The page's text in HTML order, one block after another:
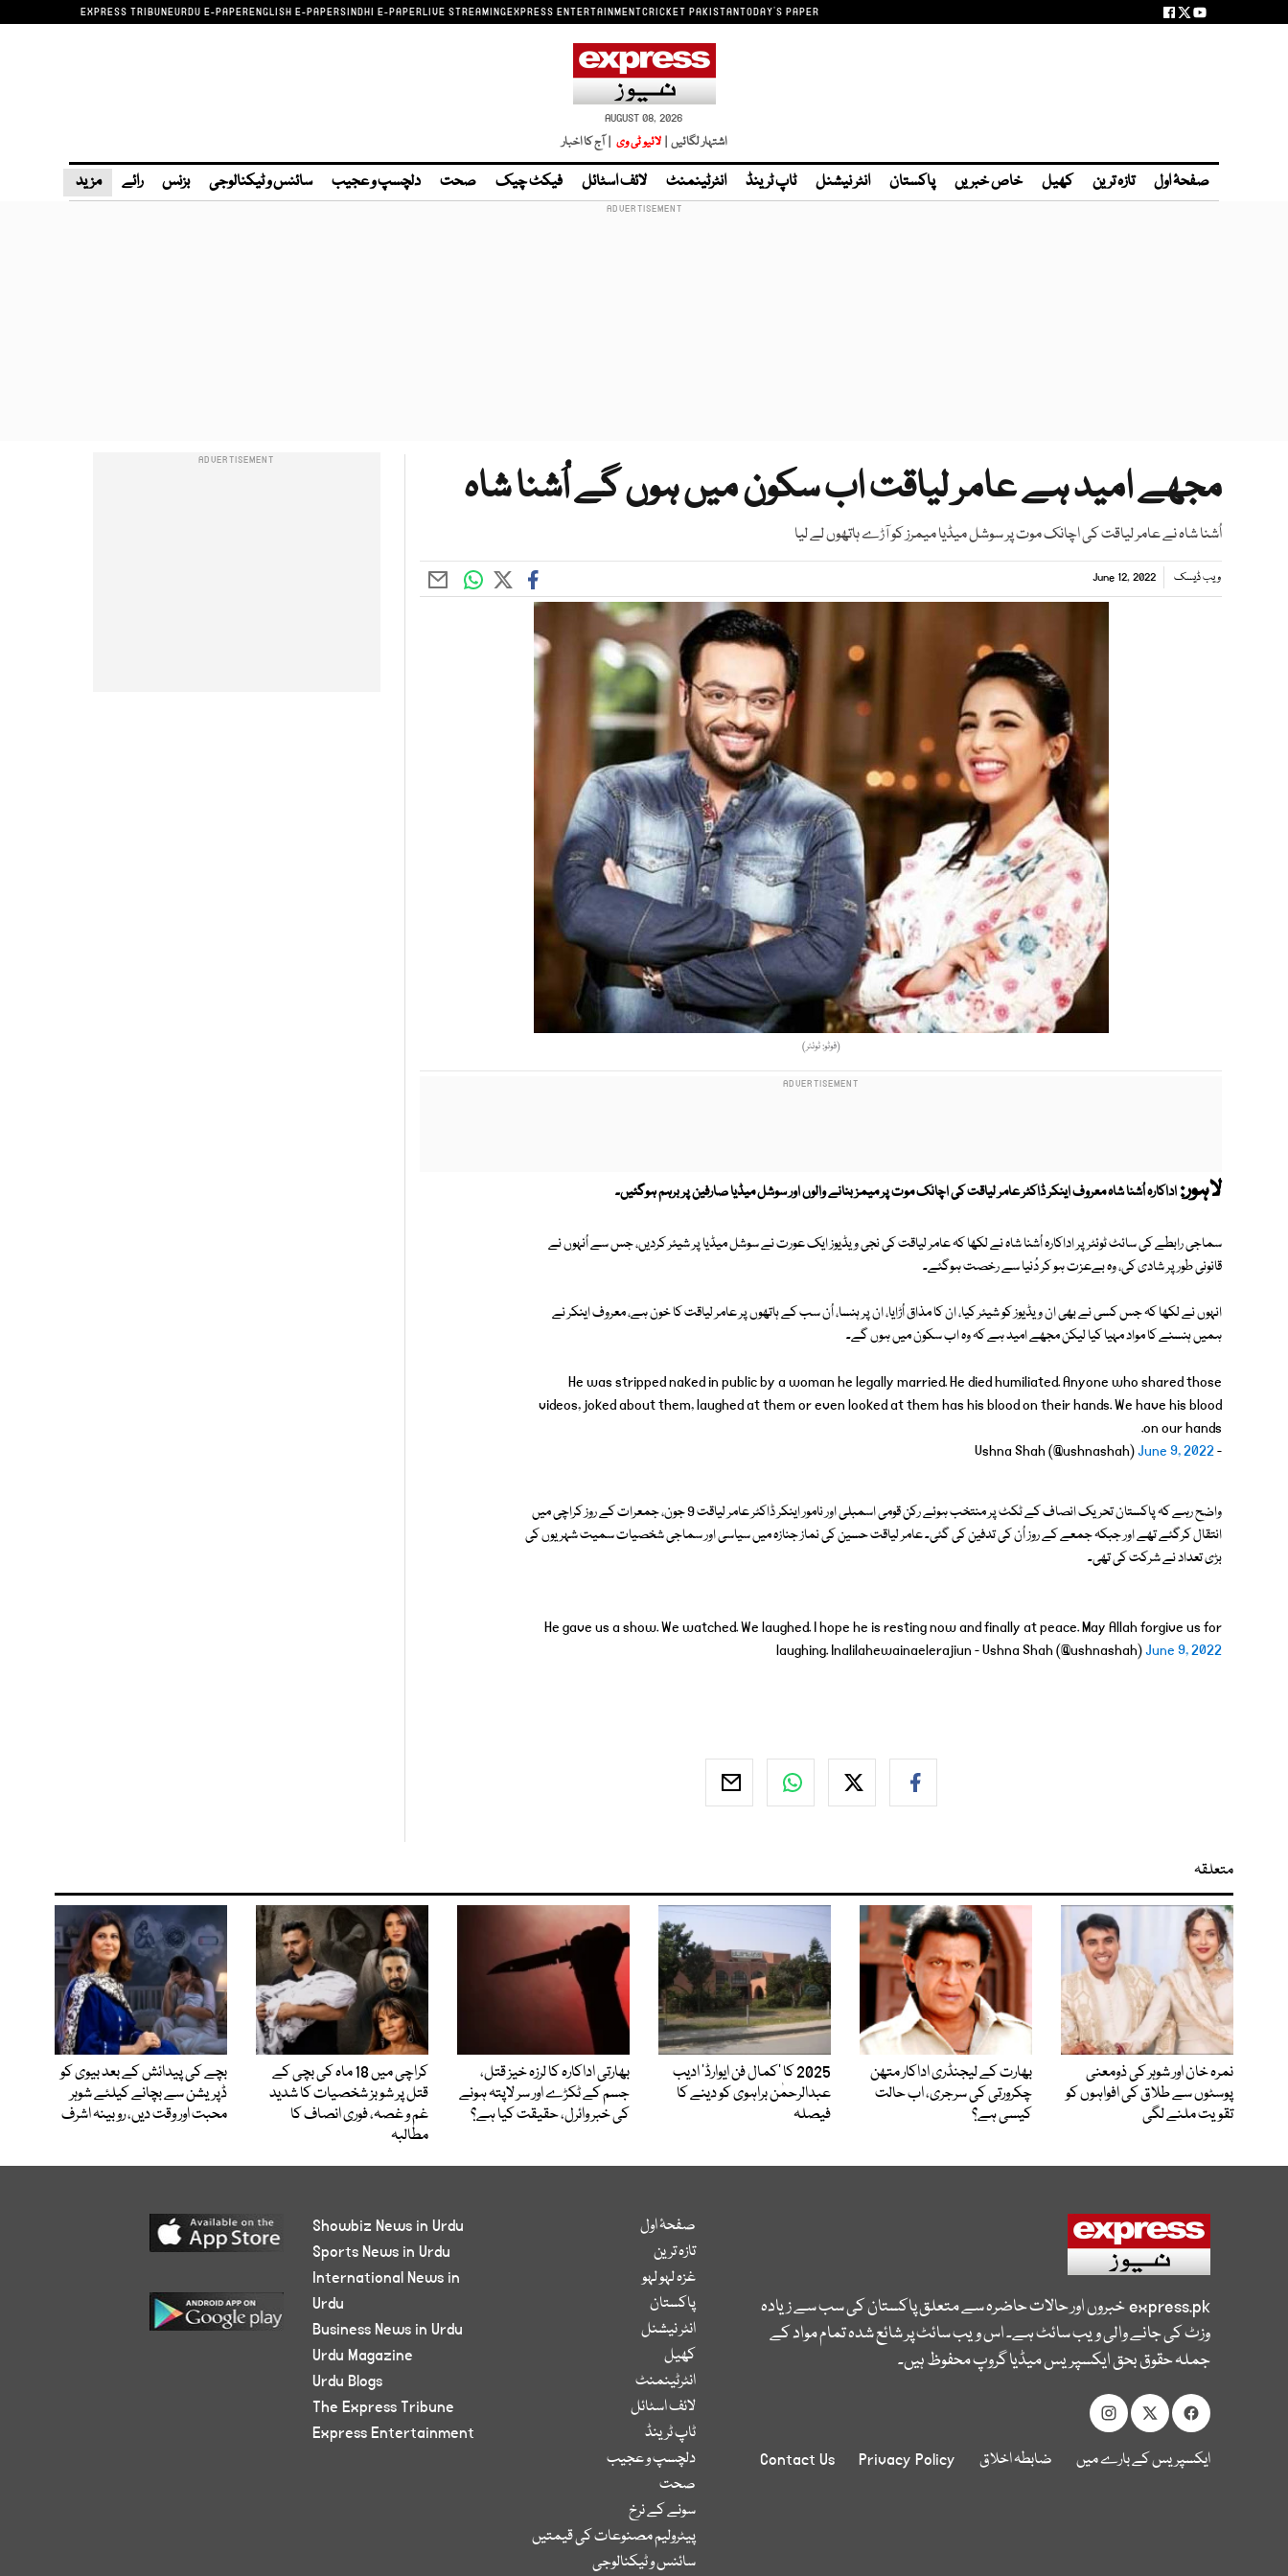
EXPRESS TRIBUNEURDU E-PAPERENGLISH E-PAPERSINDHI E-PAPERLIVE STREAMINGEXPRESS ENTERTAINMENTCRICKET PAKISTANTODAY'S PAPER
AUGUST 08, 2026
اشتہار لگائیں | لائیو ٹی وی | آج کا اخبار
صفحۂ اول تازہ ترین کھیل خاص خبریں پاکستان انٹر نیشنل ٹاپ ٹرینڈ انٹرٹینمنٹ لائف اسٹائل فیکٹ چیک صحت دلچسپ و عجیب سائنس و ٹیکنالوجی بزنس رائے مزید
مجھے امید ہے عامر لیاقت اب سکون میں ہوں گے اُشنا شاہ
اُشنا شاہ نے عامر لیاقت کی اچانک موت پر سوشل میڈیا میمرز کو آڑے ہاتھوں لے لیا
ویب ڈیسک June 12, 2022
(فوٹو: ٹوئٹر)
لاہور:اداکارہ اُشنا شاہ معروف اینکر ڈاکٹر عامر لیاقت کی اچانک موت پر میمز بنانے والوں اور سوشل میڈیا صارفین پر برہم ہوگئیں۔
سماجی رابطے کی سائٹ ٹوئٹر پر اداکارہ اُشنا شاہ نے لکھا کہ عامر لیاقت کی نجی ویڈیوز ایک عورت نے سوشل میڈیا پر شیئر کردیں، جس سے اُنہوں نے
قانونی طور پر شادی کی، وہ بےعزت ہو کر دُنیا سے رخصت ہوگئے۔
انہوں نے لکھا کہ جس کسی نے بھی ان ویڈیوز کو شیئر کیا، ان کا مذاق اُڑایا، ان پر ہنسا، اُن سب کے ہاتھوں پر عامر لیاقت کا خون ہے، معروف اینکر نے
ہمیں ہنسنے کا مواد مہیا کیا لیکن مجھے امید ہے کہ وہ اب سکون میں ہوں گے۔
He was stripped naked in public by a woman he legally married. He died humiliated. Anyone who shared those
videos, joked about them, laughed at them or even looked at them has his blood on their hands. We have his blood
on our hands.
- Ushna Shah (@ushnashah)
June 9, 2022
واضح رہے کہ پاکستان تحریک انصاف کے ٹکٹ پر منتخب ہوئے رکن قومی اسمبلی اور نامور اینکر ڈاکٹر عامر لیاقت 9 جون، جمعرات کے روز کراچی میں
انتقال کرگئے تھے اور جبکہ جمعے کے روز اُن کی تدفین کی گئی۔ عامر لیاقت حسین کی نماز جنازہ میں سیاسی اور سماجی شخصیات سمیت شہریوں کی
بڑی تعداد نے شرکت کی تھی۔
He gave us a show. We watched. We laughed. I hope he is resting now and finally at peace. May Allah forgive us for
laughing. Inalilahewainaelerajiun - Ushna Shah (@ushnashah)June 9, 2022
متعلقہ
نمرہ خان اور شوہر کی ذومعنی
پوسٹوں سے طلاق کی افواہوں کو
تقویت ملنے لگی
بھارت کے لیجنڈری اداکار متھن
چکرورتی کی سرجری، اب حالت
کیسی ہے؟
2025 کا ’کمال فن ایوارڈ‘ ادیب
عبدالرحمٰن براہوی کو دینے کا
فیصلہ
بھارتی اداکارہ کا لرزہ خیز قتل،
جسم کے ٹکڑے اور سر لاپتہ ہونے
کی خبر وائرل، حقیقت کیا ہے؟
کراچی میں 18 ماہ کی بچی کے
قتل پر شوبز شخصیات کا شدید
غم و غصہ، فوری انصاف کا
مطالبہ
بچے کی پیدائش کے بعد بیوی کو
ڈپریشن سے بچانے کیلئے شوہر
محبت اور وقت دیں، روبینہ اشرف
express.pkخبروں اور حالات حاضرہ سے متعلق پاکستان کی سب سے زیادہ
وزٹ کی جانے والی ویب سائٹ ہے۔ اس ویب سائٹ پر شائع شدہ تمام مواد کے
جملہ حقوق بحق ایکسپریس میڈیا گروپ محفوظ ہیں۔
ایکسپریس کے بارے میں ضابطہ اخلاق Privacy Policy
Contact Us
صفحۂ اول
تازہ ترین
غزہ لہو لہو
پاکستان
انٹر نیشنل
کھیل
انٹرٹینمنٹ
لائف اسٹائل
ٹاپ ٹرینڈ
دلچسپ و عجیب
صحت
سونے کے نرخ
پیٹرولیم مصنوعات کی قیمتیں
سائنس و ٹیکنالوجی
Showbiz News in Urdu
Sports News in Urdu
International News in
Urdu
Business News in Urdu
Urdu Magazine
Urdu Blogs
The Express Tribune
Express Entertainment